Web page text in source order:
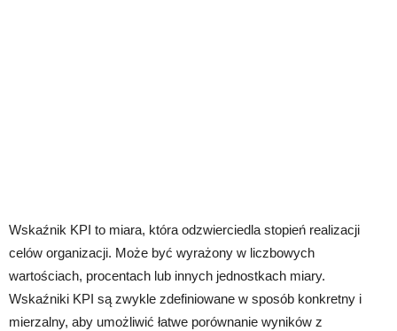
Wskaźnik KPI to miara, która odzwierciedla stopień realizacji
celów organizacji. Może być wyrażony w liczbowych
wartościach, procentach lub innych jednostkach miary.
Wskaźniki KPI są zwykle zdefiniowane w sposób konkretny i
mierzalny, aby umożliwić łatwe porównanie wyników z